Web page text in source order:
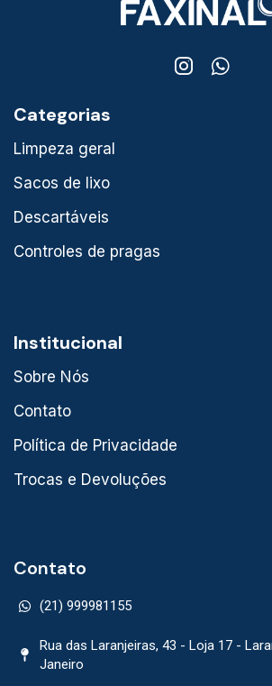
Categorias
Limpeza geral
Sacos de lixo
Descartáveis
Controles de pragas
Institucional
Sobre Nós
Contato
Política de Privacidade
Trocas e Devoluções
Contato
(21) 999981155
Rua das Laranjeiras, 43 - Loja 17 -
Janeiro